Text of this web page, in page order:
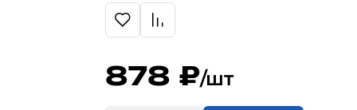
878 /шт